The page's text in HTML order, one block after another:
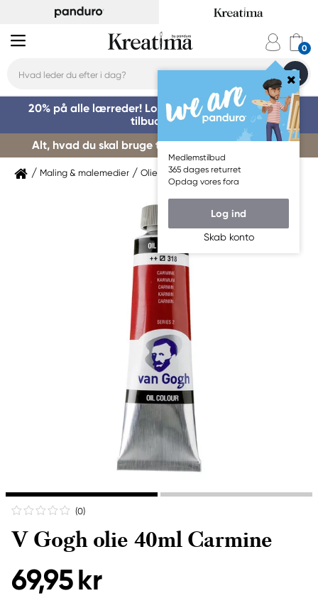
Medlemstilbud
365 dages returret
Opdag vores fora
Log ind
Skab konto
20% på alle lærreder! Log på for at benytte dig af
tilbuddet »
Alt, hvad du skal bruge til kursusstart – køb her »
Maling & malemedier Oliemaling Van Gogh
(0)
V Gogh olie 40ml Carmine
69,95 kr